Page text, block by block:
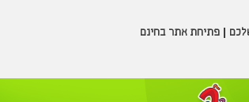
פתיחת אתר בחינם